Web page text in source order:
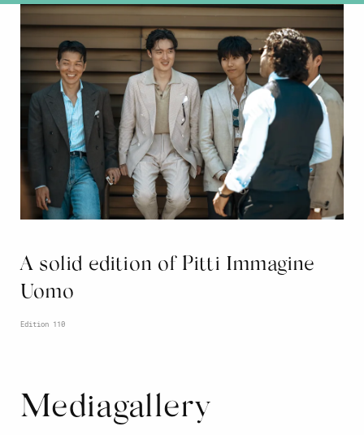
A solid edition of Pitti Immagine
Uomo
Edition 110
Mediagallery